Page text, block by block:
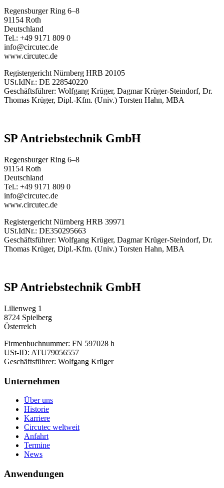
Regensburger Ring 6–8
91154 Roth
Deutschland
Tel.: +49 9171 809 0
info@circutec.de
www.circutec.de
Registergericht Nürnberg HRB 20105
USt.IdNr.: DE 228540220
Geschäftsführer: Wolfgang Krüger, Dagmar Krüger-Steindorf, Dr.
Thomas Krüger, Dipl.-Kfm. (Univ.) Torsten Hahn, MBA
SP Antriebstechnik GmbH
Regensburger Ring 6–8
91154 Roth
Deutschland
Tel.: +49 9171 809 0
info@circutec.de
www.circutec.de
Registergericht Nürnberg HRB 39971
USt.IdNr.: DE350295663
Geschäftsführer: Wolfgang Krüger, Dagmar Krüger-Steindorf, Dr.
Thomas Krüger, Dipl.-Kfm. (Univ.) Torsten Hahn, MBA
SP Antriebstechnik GmbH
Lilienweg 1
8724 Spielberg
Österreich
Firmenbuchnummer: FN 597028 h
USt-ID: ATU79056557
Geschäftsführer: Wolfgang Krüger
Unternehmen
Über uns
Historie
Karriere
Circutec weltweit
Anfahrt
Termine
News
Anwendungen